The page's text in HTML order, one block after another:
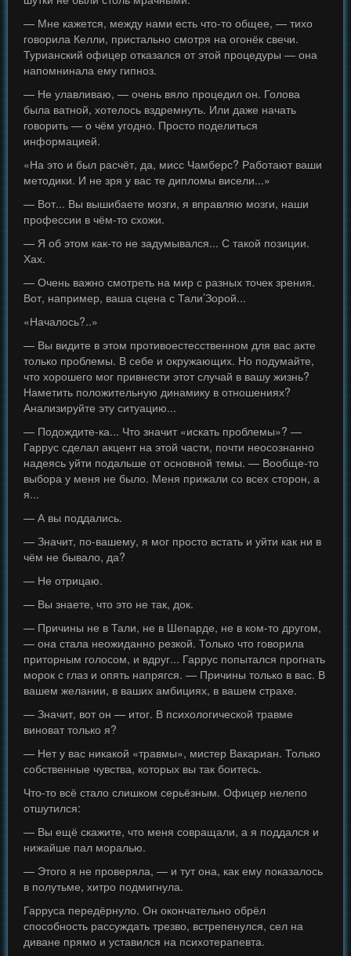
— Мне кажется, между нами есть что-то общее, — тихо
говорила Келли, пристально смотря на огонёк свечи.
Турианский офицер отказался от этой процедуры — она
напомнинала ему гипноз.
— Не улавливаю, — очень вяло процедил он. Голова
была ватной, хотелось вздремнуть. Или даже начать
говорить — о чём угодно. Просто поделиться
информацией.
«На это и был расчёт, да, мисс Чамберс? Работают ваши
методики. И не зря у вас те дипломы висели...»
— Вот... Вы вышибаете мозги, я вправляю мозги, наши
профессии в чём-то схожи.
— Я об этом как-то не задумывался... С такой позиции.
Хах.
— Очень важно смотреть на мир с разных точек зрения.
Вот, например, ваша сцена с Тали’Зорой...
«Началось?..»
— Вы видите в этом противоестесственном для вас акте
только проблемы. В себе и окружающих. Но подумайте,
что хорошего мог привнести этот случай в вашу жизнь?
Наметить положительную динамику в отношениях?
Анализируйте эту ситуацию...
— Подождите-ка... Что значит «искать проблемы»? —
Гаррус сделал акцент на этой части, почти неосознанно
надеясь уйти подальше от основной темы. — Вообще-то
выбора у меня не было. Меня прижали со всех сторон, а
я...
— А вы поддались.
— Значит, по-вашему, я мог просто встать и уйти как ни в
чём не бывало, да?
— Не отрицаю.
— Вы знаете, что это не так, док.
— Причины не в Тали, не в Шепарде, не в ком-то другом,
— она стала неожиданно резкой. Только что говорила
приторным голосом, и вдруг... Гаррус попытался прогнать
морок с глаз и опять напрягся. — Причины только в вас. В
вашем желании, в ваших амбициях, в вашем страхе.
— Значит, вот он — итог. В психологической травме
виноват только я?
— Нет у вас никакой «травмы», мистер Вакариан. Только
собственные чувства, которых вы так боитесь.
Что-то всё стало слишком серьёзным. Офицер нелепо
отшутился:
— Вы ещё скажите, что меня совращали, а я поддался и
нижайше пал моралью.
— Этого я не проверяла, — и тут она, как ему показалось
в полутьме, хитро подмигнула.
Гарруса передёрнуло. Он окончательно обрёл
способность рассуждать трезво, встрепенулся, сел на
диване прямо и уставился на психотерапевта.